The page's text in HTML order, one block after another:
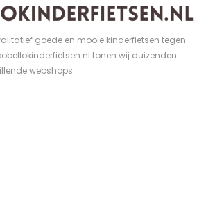
goede en mooie kinderfietsen tegen
tonen wij duizenden
webshops.